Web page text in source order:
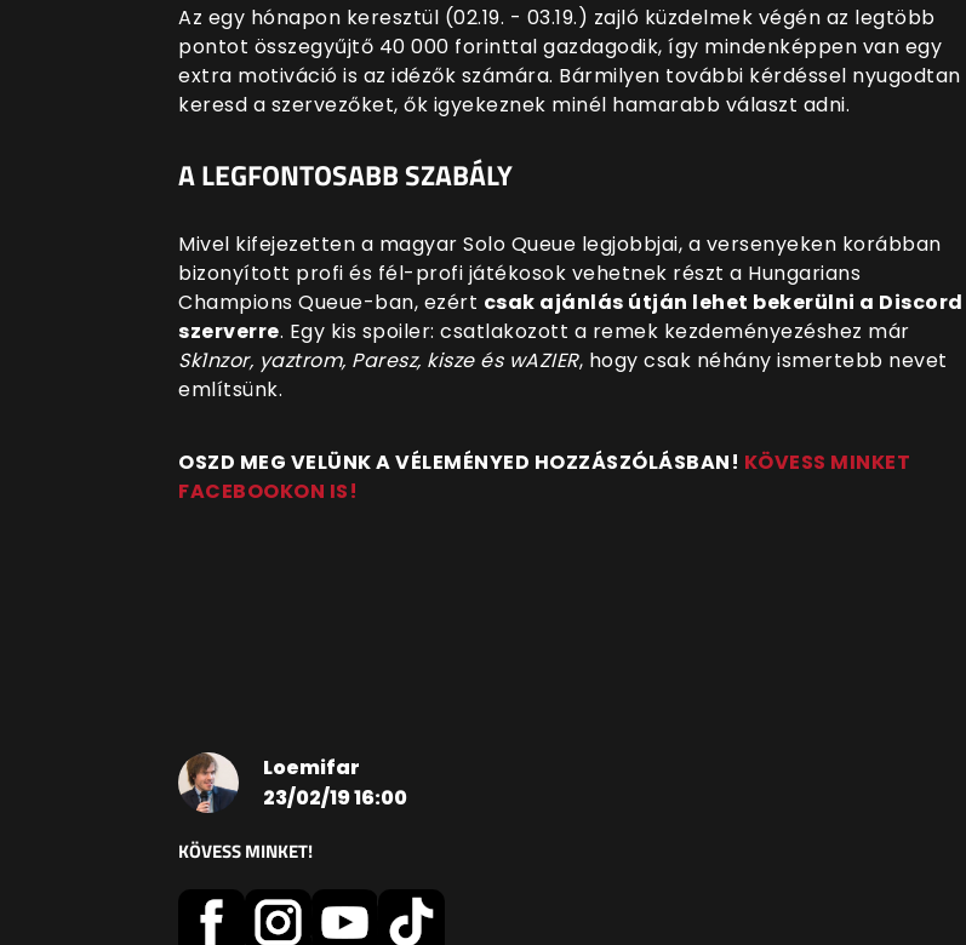
Az egy hónapon keresztül (02.19. - 03.19.) zajló küzdelmek végén az legtöbb
pontot összegyűjtő 40 000 forinttal gazdagodik, így mindenképpen van egy
extra motiváció is az idézők számára. Bármilyen további kérdéssel nyugodtan
keresd a szervezőket, ők igyekeznek minél hamarabb választ adni.
A LEGFONTOSABB SZABÁLY
Mivel kifejezetten a magyar Solo Queue legjobbjai, a versenyeken korábban
bizonyított profi és fél-profi játékosok vehetnek részt a Hungarians
Champions Queue-ban, ezért csak ajánlás útján lehet bekerülni a Discord
szerverre. Egy kis spoiler: csatlakozott a remek kezdeményezéshez már
Sk1nzor, yaztrom, Paresz, kisze és wAZIER, hogy csak néhány ismertebb nevet
említsünk.
OSZD MEG VELÜNK A VÉLEMÉNYED HOZZÁSZÓLÁSBAN! KÖVESS MINKET
FACEBOOKON IS!
Loemifar
23/02/19 16:00
KÖVESS MINKET!